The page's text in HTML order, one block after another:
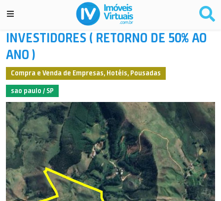
INVESTIDORES ( RETORNO DE 50% AO
ANO )
Compra e Venda de Empresas, Hotéis, Pousadas
sao paulo / SP